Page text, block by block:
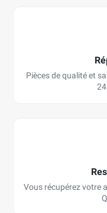
Pièces de qualité et
Vous récupérez votre